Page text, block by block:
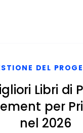
DEL
Libri di
per
nel 2026